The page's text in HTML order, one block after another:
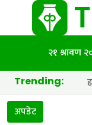
२१ श्रावण
Trending:
ब्याट्री र हाइब्रिड
अपडेट